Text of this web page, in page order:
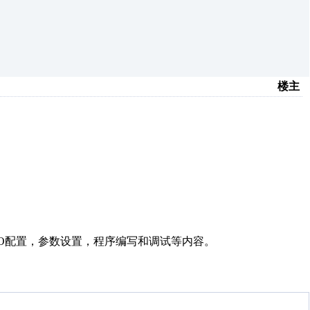
楼主
置，参数设置，程序编写和调试等内容。